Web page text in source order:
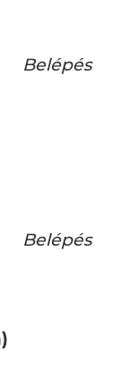
Belépés
Belépés